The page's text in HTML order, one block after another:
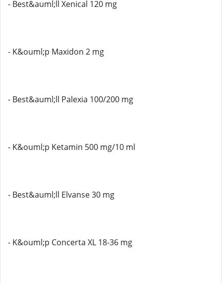
- Best&auml;ll Xenical 120 mg
- K&ouml;p Maxidon 2 mg
- Best&auml;ll Palexia 100/200 mg
- K&ouml;p Ketamin 500 mg/10 ml
- Best&auml;ll Elvanse 30 mg
- K&ouml;p Concerta XL 18-36 mg